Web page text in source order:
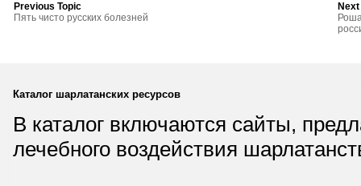
Previous Topic
Пять чисто русских болезней
Каталог шарлатанских ресурсов
В каталог включаются сайты,
лечебного воздействия